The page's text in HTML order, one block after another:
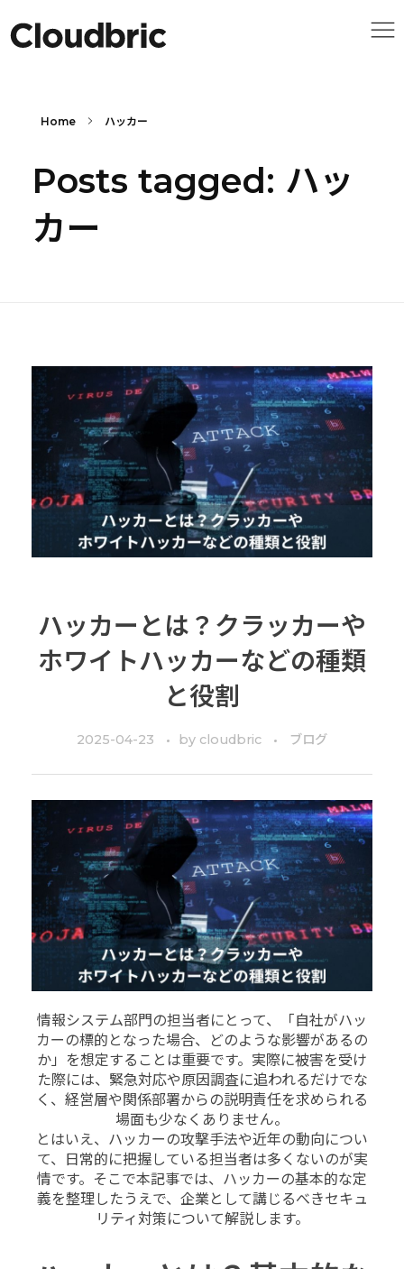
Home ハッカー
Posts tagged: ハッ
カー
ハッカーとは？クラッカーや
ホワイトハッカーなどの種類
と役割
2025-04-23 by cloudbric ブログ
情報システム部門の担当者にとって、「自社がハッ
カーの標的となった場合、どのような影響があるの
か」を想定することは重要です。実際に被害を受け
た際には、緊急対応や原因調査に追われるだけでな
く、経営層や関係部署からの説明責任を求められる
場面も少なくありません。
とはいえ、ハッカーの攻撃手法や近年の動向につい
て、日常的に把握している担当者は多くないのが実
情です。そこで本記事では、ハッカーの基本的な定
義を整理したうえで、企業として講じるべきセキュ
リティ対策について解説します。